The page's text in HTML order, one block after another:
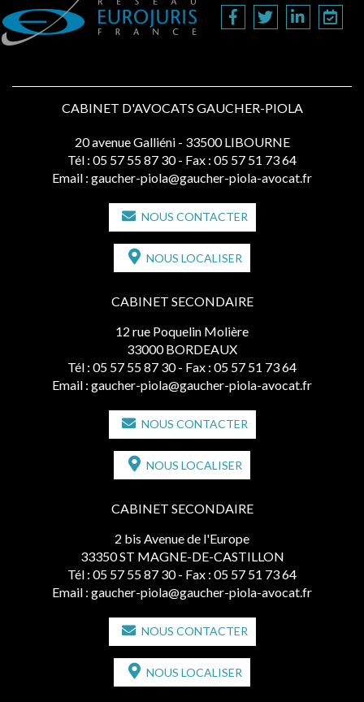
CABINET D'AVOCATS GAUCHER-PIOLA
20 avenue Galliéni - 33500 LIBOURNE
Tél : 05 57 55 87 30 - Fax : 05 57 51 73 64
Email : gaucher-piola@gaucher-piola-avocat.fr
NOUS CONTACTER
NOUS LOCALISER
CABINET SECONDAIRE
12 rue Poquelin Molière
33000 BORDEAUX
Tél : 05 57 55 87 30 - Fax : 05 57 51 73 64
Email : gaucher-piola@gaucher-piola-avocat.fr
NOUS CONTACTER
NOUS LOCALISER
CABINET SECONDAIRE
2 bis Avenue de l'Europe
33350 ST MAGNE-DE-CASTILLON
Tél : 05 57 55 87 30 - Fax : 05 57 51 73 64
Email : gaucher-piola@gaucher-piola-avocat.fr
NOUS CONTACTER
NOUS LOCALISER